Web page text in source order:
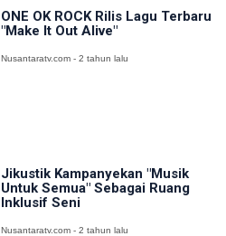
ONE OK ROCK Rilis Lagu Terbaru
"Make It Out Alive"
Nusantaratv.com - 2 tahun lalu
Jikustik Kampanyekan "Musik
Untuk Semua" Sebagai Ruang
Inklusif Seni
Nusantaratv.com - 2 tahun lalu